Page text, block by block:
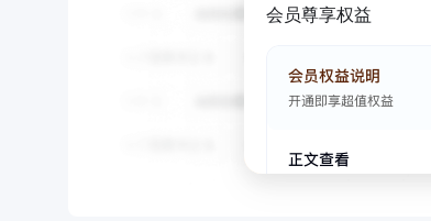
会员尊享权益